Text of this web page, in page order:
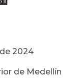
2024
de Medellín